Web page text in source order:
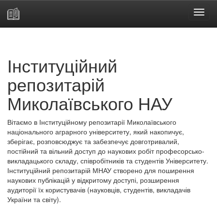
Інституційний
репозитарій
Миколаївського НАУ
Вітаємо в Інституційному репозитарії Миколаївського
національного аграрного університету, який накопичує,
зберігає, розповсюджує та забезпечує довготривалий,
постійний та вільний доступ до наукових робіт професорсько-
викладацького складу, співробітників та студентів Університету.
Інституційний репозитарій МНАУ створено для поширення
наукових публікацій у відкритому доступі, розширення
аудиторії їх користувачів (науковців, студентів, викладачів
України та світу).